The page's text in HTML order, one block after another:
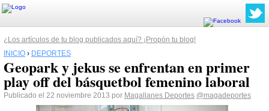
¿Los artículos de tu blog publicados aquí? ¡Propón tu blog!
INICIO › DEPORTES
Geopark y jekus se enfrentan en primer
play off del básquetbol femenino laboral
Publicado el 22 noviembre 2013 por Magallanes Deportes @magadeportes